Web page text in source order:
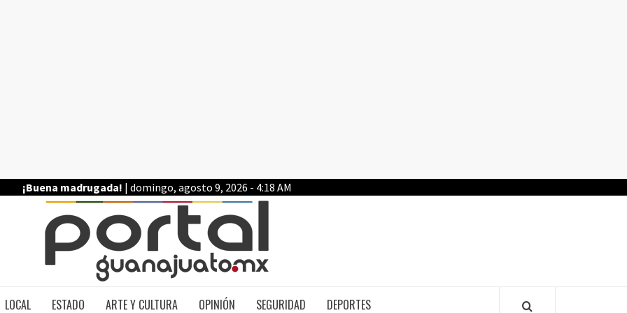
¡Buena madrugada! | domingo, agosto 9, 2026 - 4:18 AM
LOCAL ESTADO ARTE Y CULTURA OPINIÓN SEGURIDAD DEPORTES